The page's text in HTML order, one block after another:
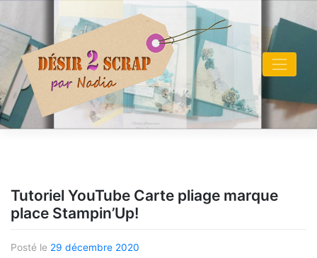
content
Tutoriel YouTube Carte pliage marque
place Stampin’Up!
Posté le 29 décembre 2020